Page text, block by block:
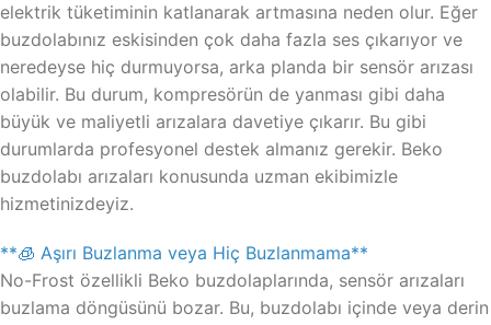
elektrik tüketiminin katlanarak artmasına neden olur. Eğer
buzdolabınız eskisinden çok daha fazla ses çıkarıyor ve
neredeyse hiç durmuyorsa, arka planda bir sensör arızası
olabilir. Bu durum, kompresörün de yanması gibi daha
büyük ve maliyetli arızalara davetiye çıkarır. Bu gibi
durumlarda profesyonel destek almanız gerekir. Beko
buzdolabı arızaları konusunda uzman ekibimizle
hizmetinizdeyiz.
**🧊 Aşırı Buzlanma veya Hiç Buzlanmama**
No-Frost özellikli Beko buzdolaplarında, sensör arızaları
buzlama döngüsünü bozar. Bu, buzdolabı içinde veya derin